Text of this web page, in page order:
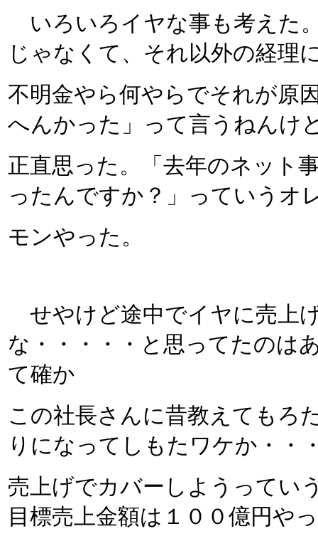
いろいろイヤな事も考えた
じゃなくて、それ以外の経理
不明金やら何やらでそれが原
へんかった」って言うねんけ
正直思った。「去年のネット
ったんですか？」っていうオ
モンやった。
せやけど途中でイヤに売上
な・・・・・と思ってたのは
て確か
この社長さんに昔教えてもろ
りになってしもたワケか・・
売上げでカバーしようってい
目標売上金額は１００億円や